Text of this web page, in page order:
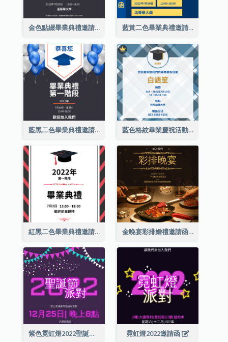
金色點綴畢業典禮邀請函 藍黃二色畢業典禮邀請函
藍黑二色畢業典禮邀請函 藍色格紋畢業慶祝活動邀請函
紅黑二色畢業典禮邀請函 金晚宴彩排婚禮邀請函
紫色霓虹燈2022聖誕晚會邀請函 霓虹燈2022邀請函